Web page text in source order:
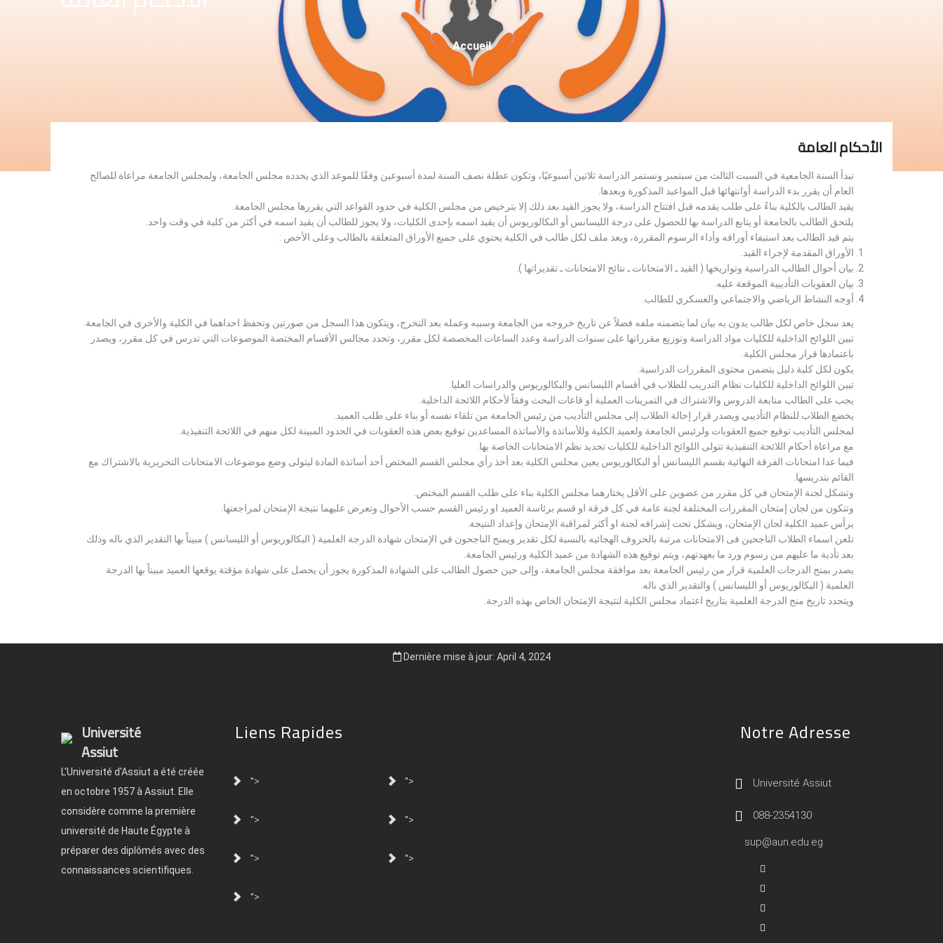
Fil
D'Ariane
Accueil
الأحكام العامة
تبدأ السنة الجامعية في السبت الثالث من سبتمبر وتستمر الدراسة ثلاثين أسبوعيًا، وتكون عطلة نصف السنة لمدة أسبوعين وفقًا للموعد الذي يحدده مجلس الجامعة، ولمجلس الجامعة مراعاة للصالح
العام أن يقرر بدء الدراسة أوانتهائها قبل المواعيد المذكورة وبعدها.
يقيد الطالب بالكلية بناءً على طلب يقدمه قبل افتتاح الدراسة، ولا يجوز القيد بعد ذلك إلا بترخيص من مجلس الكلية في حدود القواعد التي يقررها مجلس الجامعة.
يلتحق الطالب بالجامعة أو يتابع الدراسة بها للحصول على درجة الليسانس أو البكالوريوس أن يقيد اسمه بإحدى الكليات، ولا يجوز للطالب أن يقيد اسمه في أكثر من كلية في وقت واحد.
يتم قيد الطالب بعد استيفاء أوراقه وأداء الرسوم المقررة، ويعد ملف لكل طالب في الكلية يحتوي على جميع الأوراق المتعلقة بالطالب وعلى الأخص :
الأوراق المقدمة لإجراء القيد.
بيان أحوال الطالب الدراسية وتواريخها ( القيد ـ الامتحانات ـ نتائح الامتحانات ـ تقديراتها ).
بيان العقوبات التأديبية الموقعة عليه.
أوجه النشاط الرياضي والاجتماعي والعسكري للطالب.
يعد سجل خاص لكل طالب يدون به بيان لما يتضمنه ملفه فضلاً عن تاريخ خروجه من الجامعة وسببه وعمله بعد التخرج، ويتكون هذا السجل من صورتين وتحفظ احداهما في الكلية والأخرى في الجامعة.
تبين اللوائح الداخلية للكليات مواد الدراسة وتوزيع مقرراتها على سنوات الدراسة وعدد الساعات المخصصة لكل مقرر، وتحدد مجالس الأقسام المختصة الموضوعات التي تدرس في كل مقرر، ويصدر
باعتمادها قرار مجلس الكلية.
يكون لكل كلية دليل يتضمن محتوى المقررات الدراسية.
تبين اللوائح الداخلية للكليات نظام التدريب للطلاب في أقسام الليسانس والبكالوريوس والدراسات العليا.
يجب على الطالب متابعة الدروس والاشتراك في التمرينات العملية أو قاعات البحث وفقاً لأحكام اللائحة الداخلية.
يخضع الطلاب للنظام التأديبي ويصدر قرار إحالة الطلاب إلى مجلس التأديب من رئيس الجامعة من تلقاء نفسه أو بناء على طلب العميد.
لمجلس التأديب توقيع جميع العقوبات ولرئيس الجامعة ولعميد الكلية وللأساتذة والأساتذة المساعدين توقيع بعض هذه العقوبات في الحدود المبينة لكل منهم في اللائحة التنفيذية.
مع مراعاة أحكام اللائحة التنفيذية تتولى اللوائح الداخلية للكليات تحديد نظم الامتحانات الخاصة بها.
فيما عدا امتحانات الفرقة النهائية بقسم الليسانس أو البكالوريوس يعين مجلس الكلية بعد أخذ رأي مجلس القسم المختص أحد أساتذة المادة ليتولى وضع موضوعات الامتحانات التحريرية بالاشتراك مع
القائم بتدريسها.
وتشكل لجنة الإمتحان في كل مقرر من عضوين على الأقل يختارهما مجلس الكلية بناء على طلب القسم المختص.
وتتكون من لجان إمتحان المقررات المختلفة لجنة عامة في كل فرقة او قسم برئاسة العميد او رئيس القسم حسب الأحوال وتعرض عليهما نتيجة الإمتحان لمراجعتها.
يرأس عميد الكلية لجان الإمتحان، ويشكل تحت إشرافه لجنة او أكثر لمراقبة الإمتحان وإعداد النتيجة.
تلعن اسماء الطلاب الناجحين فى الامتحانات مرتبة بالحروف الهجائيه بالنسبة لكل تقدير ويمنح الناجحون في الإمتحان شهادة الدرجة العلمية ( البكالوريوس أو الليسانس ) مبيناً بها التقدير الذي ناله وذلك
بعد تأدية ما عليهم من رسوم ورد ما بعهدتهم، ويتم توقيع هذه الشهادة من عميد الكلية ورئيس الجامعة.
يصدر بمنح الدرجات العلمية قرار من رئيس الجامعة بعد موافقة مجلس الجامعة، وإلى حين حصول الطالب على الشهادة المذكورة يجوز أن يحصل على شهادة مؤقتة يوقعها العميد مبيناً بها الدرجة
العلمية ( البكالوريوس أو الليسانس ) والتقدير الذي ناله.
ويتحدد تاريخ منح الدرجة العلمية بتاريخ اعتماد مجلس الكلية لنتيجة الإمتحان الخاص بهذه الدرجة.
Dernière mise à jour: April 4, 2024
Université
Assiut
L'Université d'Assiut a été créée
en octobre 1957 à Assiut. Elle
considère comme la première
université de Haute Égypte à
préparer des diplômés avec des
connaissances scientifiques.
Liens Rapides
"> ">
"> ">
"> ">
">
Notre Adresse
Université Assiut
088-2354130
sup@aun.edu.eg